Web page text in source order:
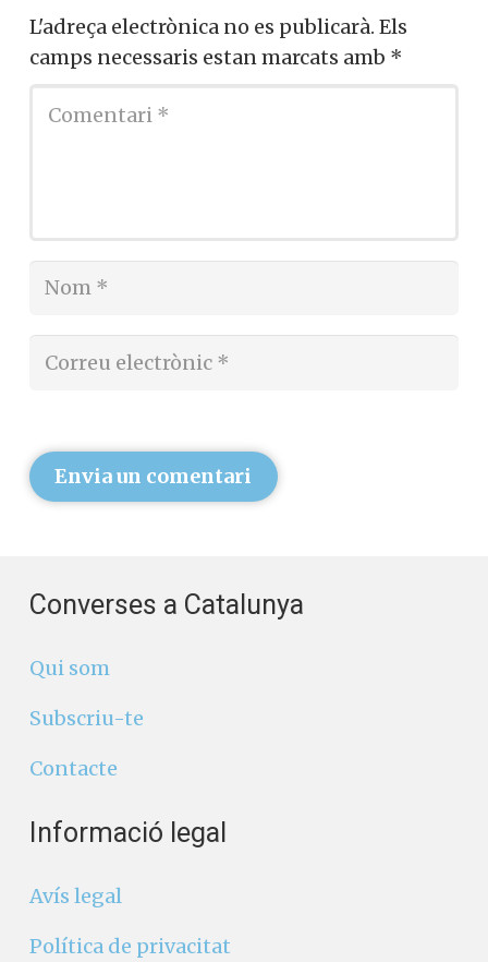
L'adreça electrònica no es publicarà. Els
camps necessaris estan marcats amb *
Envia un comentari
Converses a Catalunya
Qui som
Subscriu-te
Contacte
Informació legal
Avís legal
Política de privacitat